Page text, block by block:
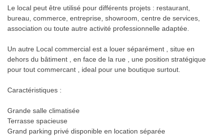
Le local peut être utilisé pour différents projets : restaurant,
bureau, commerce, entreprise, showroom, centre de services,
association ou toute autre activité professionnelle adaptée.
Un autre Local commercial est a louer séparément , situe en
dehors du bâtiment , en face de la rue , une position stratégique
pour tout commercant , ideal pour une boutique surtout.
Caractéristiques :
Grande salle climatisée
Terrasse spacieuse
Grand parking privé disponible en location séparée